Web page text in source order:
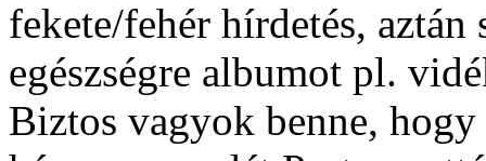
fekete/fehér hírdetés, aztán
egészségre albumot pl.
Biztos vagyok benne,